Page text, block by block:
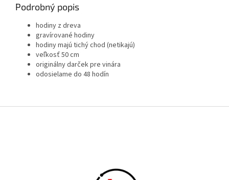
Podrobný popis
hodiny z dreva
gravírované hodiny
hodiny majú tichý chod (netikajú)
veľkosť 50 cm
originálny darček pre vinára
odosielame do 48 hodín